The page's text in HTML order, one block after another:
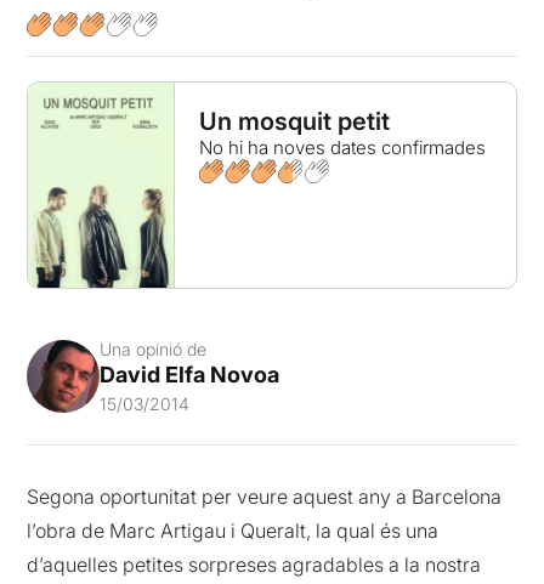
Un mosquit petit
No hi ha noves dates confirmades
Una opinió de
David Elfa Novoa
15/03/2014
Segona oportunitat per veure aquest any a Barcelona
l’obra de Marc Artigau i Queralt, la qual és una
d’aquelles petites sorpreses agradables a la nostra